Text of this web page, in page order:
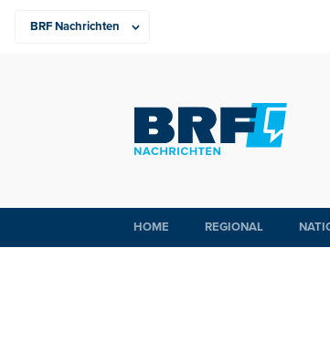
HOME REGIONAL